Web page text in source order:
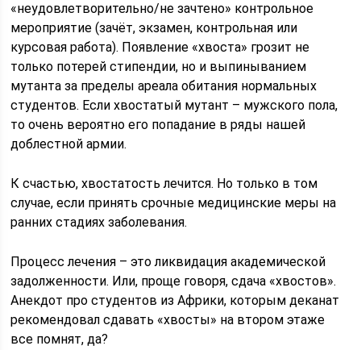
«неудовлетворительно/не зачтено» контрольное
мероприятие (зачёт, экзамен, контрольная или
курсовая работа). Появление «хвоста» грозит не
только потерей стипендии, но и выпиныванием
мутанта за пределы ареала обитания нормальных
студентов. Если хвостатый мутант – мужского пола,
то очень вероятно его попадание в ряды нашей
доблестной армии.
К счастью, хвостатость лечится. Но только в том
случае, если принять срочные медицинские меры на
ранних стадиях заболевания.
Процесс лечения – это ликвидация академической
задолженности. Или, проще говоря, сдача «хвостов».
Анекдот про студентов из Африки, которым деканат
рекомендовал сдавать «хвосты» на втором этаже
все помнят, да?